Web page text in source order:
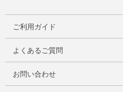
ご利用ガイド
よくあるご質問
お問い合わせ